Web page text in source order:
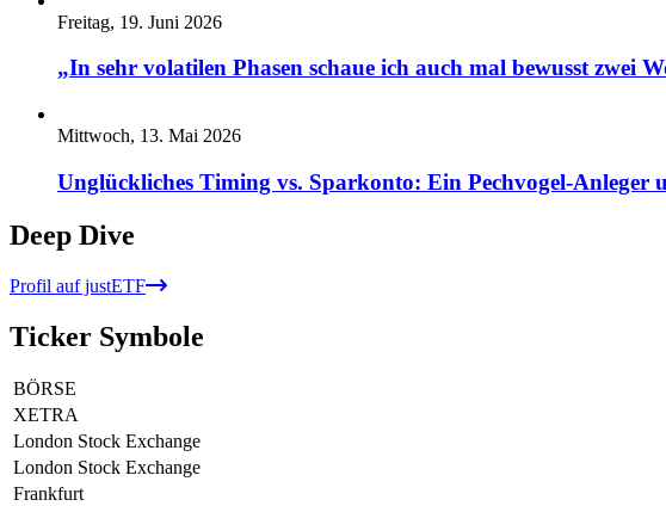
Freitag, 19. Juni 2026
„In sehr volatilen Phasen schaue ich auch mal bewusst zwei
Mittwoch, 13. Mai 2026
Unglückliches Timing vs. Sparkonto: Ein Pechvogel-Anleger
Deep Dive
Profil auf justETF
Ticker Symbole
BÖRSE
XETRA
London Stock Exchange
London Stock Exchange
Frankfurt